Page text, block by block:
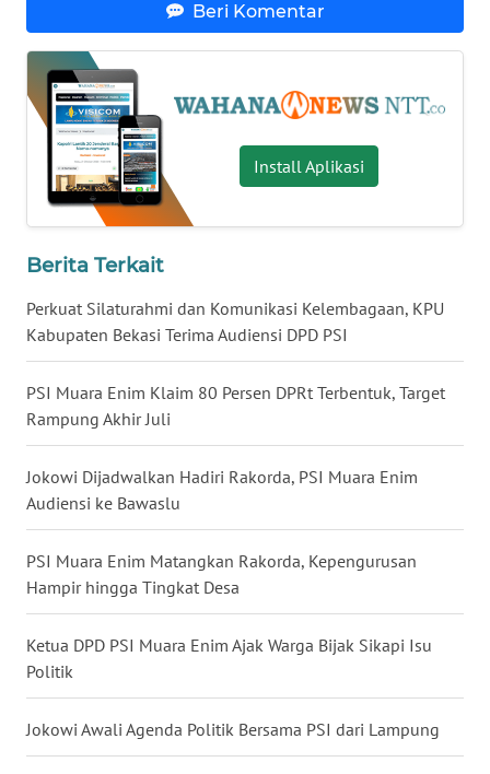
Beri Komentar
Install Aplikasi
Berita Terkait
Perkuat Silaturahmi dan Komunikasi Kelembagaan, KPU
Kabupaten Bekasi Terima Audiensi DPD PSI
PSI Muara Enim Klaim 80 Persen DPRt Terbentuk, Target
Rampung Akhir Juli
Jokowi Dijadwalkan Hadiri Rakorda, PSI Muara Enim
Audiensi ke Bawaslu
PSI Muara Enim Matangkan Rakorda, Kepengurusan
Hampir hingga Tingkat Desa
Ketua DPD PSI Muara Enim Ajak Warga Bijak Sikapi Isu
Politik
Jokowi Awali Agenda Politik Bersama PSI dari Lampung
JATENG
WN
NUSANTARA
WN
WN
JATIM
WN
KALBAR
KALTENG
KALTARA
KALSEL